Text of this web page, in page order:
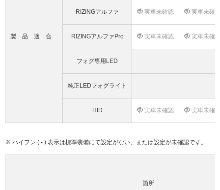
製品適合
RIZINGアルファ 実車未確認 実車未確
RIZINGアルファPro 実車未確認 実車未確
フォグ専用LED
純正LEDフォグライト
HID 実車未確認 実車未確
※ ハイフン ( - ) 表示は標準装備にて設定がない、または設定が未確認です。
箇所